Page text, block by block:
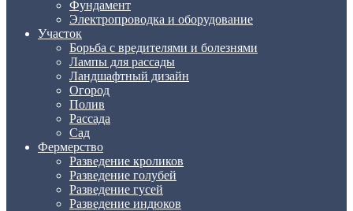
Фундамент
Электропроводка и оборудование
Участок
Борьба с вредителями и болезнями
Лампы для рассады
Ландшафтный дизайн
Огород
Полив
Рассада
Сад
Фермерство
Разведение кроликов
Разведение голубей
Разведение гусей
Разведение индюков